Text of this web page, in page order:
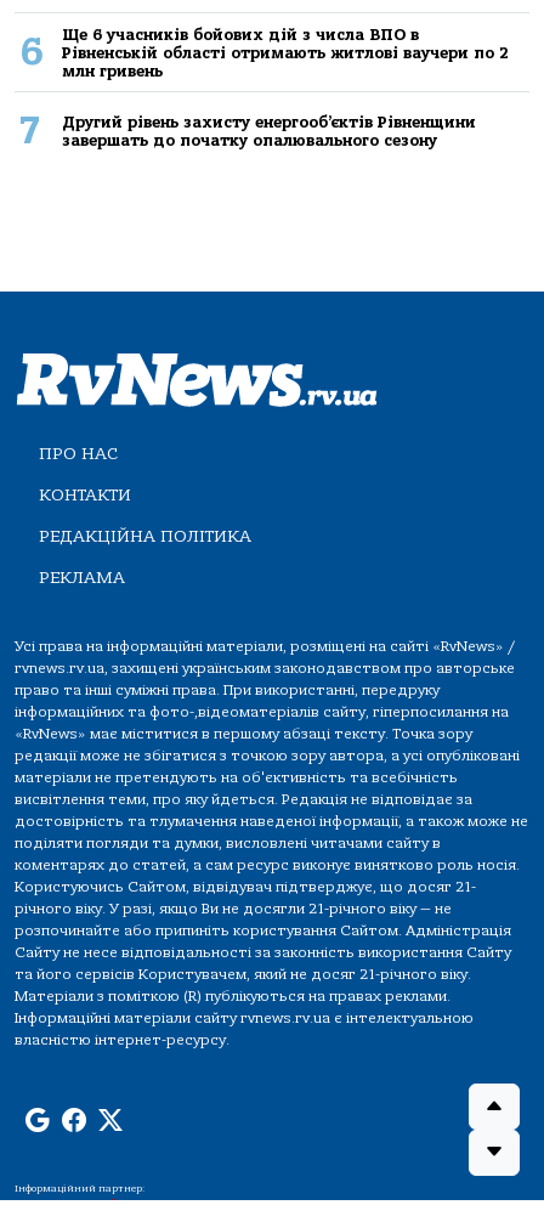
6
Ще 6 учасників бойових дій з числа ВПО в
Рівненській області отримають житлові ваучери по 2
млн гривень
7
Другий рівень захисту енергооб’єктів Рівненщини
завершать до початку опалювального сезону
ПРО НАС
КОНТАКТИ
РЕДАКЦІЙНА ПОЛІТИКА
РЕКЛАМА
Усі права на інформаційні матеріали, розміщені на сайті «RvNews» /
rvnews.rv.ua, захищені українським законодавством про авторське
право та інші суміжні права. При використанні, передруку
інформаційних та фото-,відеоматеріалів сайту, гіперпосилання на
«RvNews» має міститися в першому абзаці тексту. Точка зору
редакції може не збігатися з точкою зору автора, а усі опубліковані
матеріали не претендують на об'єктивність та всебічність
висвітлення теми, про яку йдеться. Редакція не відповідає за
достовірність та тлумачення наведеної інформації, а також може не
поділяти погляди та думки, висловлені читачами сайту в
коментарях до статей, а сам ресурс виконує винятково роль носія.
Користуючись Сайтом, відвідувач підтверджує, що досяг 21-
річного віку. У разі, якщо Ви не досягли 21-річного віку — не
розпочинайте або припиніть користування Сайтом. Адміністрація
Сайту не несе відповідальності за законність використання Сайту
та його сервісів Користувачем, який не досяг 21-річного віку.
Матеріали з поміткою (R) публікуються на правах реклами.
Інформаційні матеріали сайту rvnews.rv.ua є інтелектуальною
власністю інтернет-ресурсу.
Інформаційний партнер: